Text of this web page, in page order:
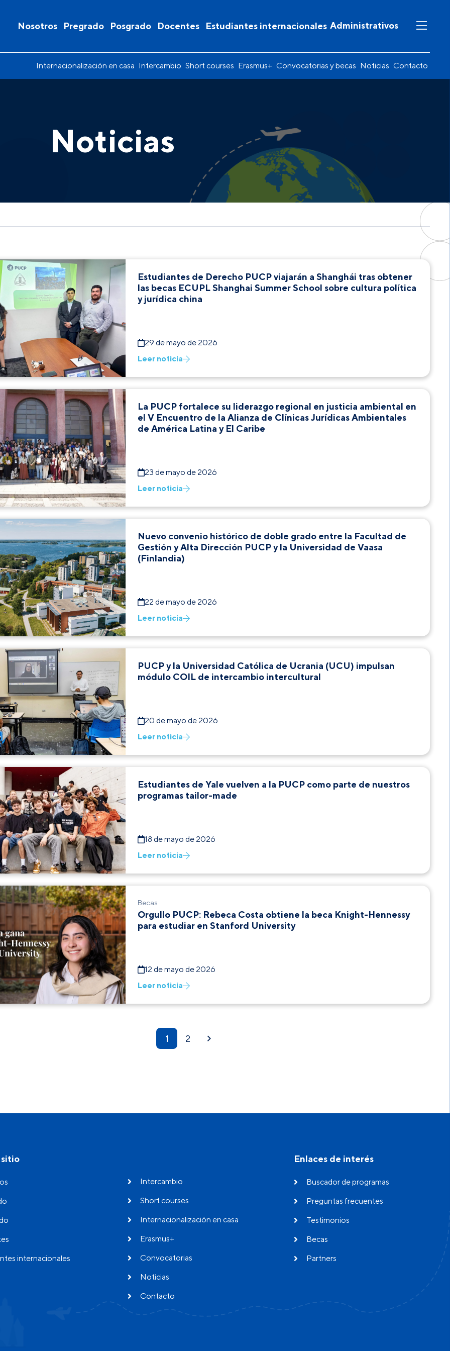
Nosotros Pregrado Posgrado Docentes Estudiantes internacionales Administrativos
Internacionalización en casa Intercambio Short courses Erasmus+ Convocatorias y becas Noticias Contacto
Noticias
Estudiantes de Derecho PUCP viajarán a Shanghái tras obtener
las becas ECUPL Shanghai Summer School sobre cultura política
y jurídica china
29 de mayo de 2026
Leer noticia
La PUCP fortalece su liderazgo regional en justicia ambiental en
el V Encuentro de la Alianza de Clínicas Jurídicas Ambientales
de América Latina y El Caribe
23 de mayo de 2026
Leer noticia
Nuevo convenio histórico de doble grado entre la Facultad de
Gestión y Alta Dirección PUCP y la Universidad de Vaasa
(Finlandia)
22 de mayo de 2026
Leer noticia
PUCP y la Universidad Católica de Ucrania (UCU) impulsan
módulo COIL de intercambio intercultural
20 de mayo de 2026
Leer noticia
Estudiantes de Yale vuelven a la PUCP como parte de nuestros
programas tailor-made
18 de mayo de 2026
Leer noticia
Becas
Orgullo PUCP: Rebeca Costa obtiene la beca Knight-Hennessy
para estudiar en Stanford University
12 de mayo de 2026
Leer noticia
1 2
sitio
internacionales
Intercambio
Short courses
Internacionalización en casa
Erasmus+
Convocatorias
Noticias
Contacto
Enlaces de interés
Buscador de programas
Preguntas frecuentes
Testimonios
Becas
Partners